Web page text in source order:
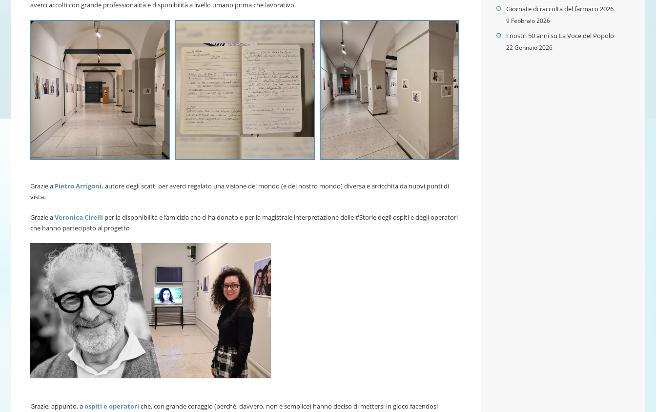
averci accolti con grande professionalità e disponibilità a livello umano prima che lavorativo.
Grazie a Pietro Arrigoni, autore degli scatti per averci regalato una visione del mondo (e del nostro mondo) diversa e arricchita da nuovi punti di
vista.
Grazie aVeronica Cirelli per la disponibilità e l’amicizia che ci ha donato e per la magistrale interpretazione delle #Storie degli ospiti e degli operatori
che hanno partecipato al progetto
Grazie, appunto, aospiti e operatori che, con grande coraggio (perché, davvero, non è semplice) hanno deciso di mettersi in gioco facendosi
Giornate di raccolta del farmaco 2026
9 Febbraio 2026
I nostri 50 anni su La Voce del Popolo
22 Gennaio 2026